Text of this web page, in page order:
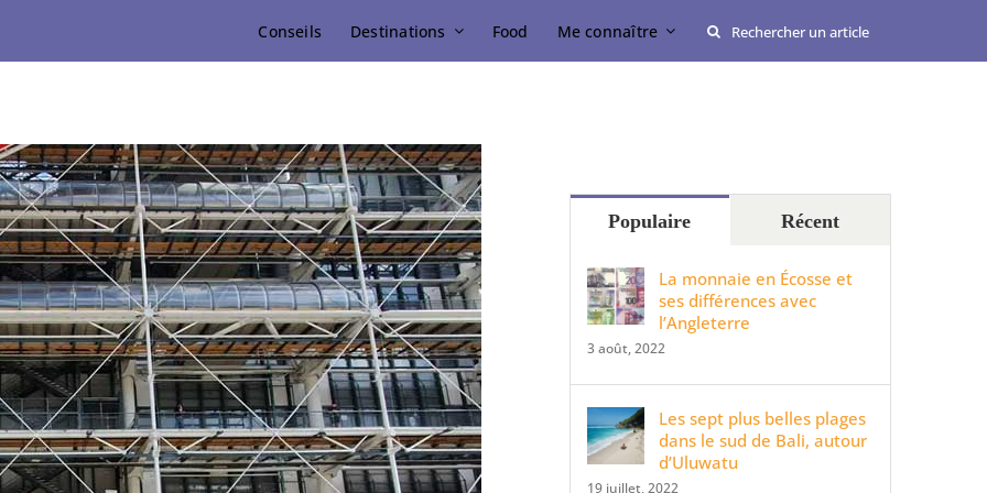
Conseils Destinations Food Me connaître Rechercher:
Populaire Récent
La monnaie en Écosse et
ses différences avec
l’Angleterre
3 août, 2022
Les sept plus belles plages
dans le sud de Bali, autour
d’Uluwatu
19 juillet, 2022